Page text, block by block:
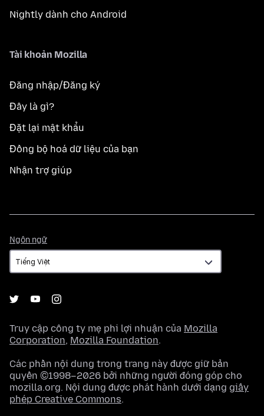
Nightly dành cho Android
Tài khoản Mozilla
Đăng nhập/Đăng ký
Đây là gì?
Đặt lại mật khẩu
Đồng bộ hoá dữ liệu của bạn
Nhận trợ giúp
Ngôn ngữ
ngữ
Truy cập công ty mẹ phi lợi nhuận của Mozilla
Corporation, Mozilla Foundation.
Các phần nội dung trong trang này được giữ bản
quyền ©1998–2026 bởi những người đóng góp cho
mozilla.org. Nội dung được phát hành dưới dạng giấy
phép Creative Commons.